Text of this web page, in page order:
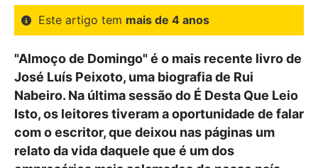
Este artigo tem mais de 4 anos
"Almoço de Domingo" é o mais recente livro de
José Luís Peixoto, uma biografia de Rui
Nabeiro. Na última sessão do É Desta Que Leio
Isto, os leitores tiveram a oportunidade de falar
com o escritor, que deixou nas páginas um
relato da vida daquele que é um dos